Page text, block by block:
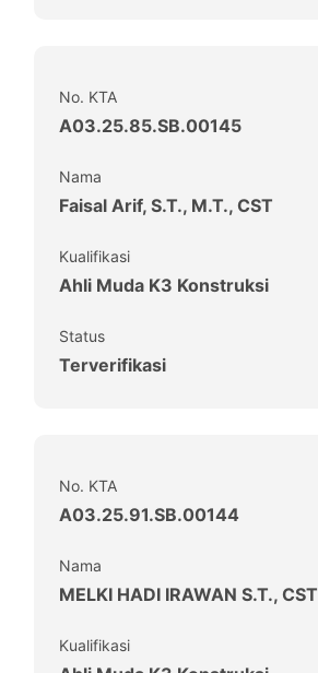
No. KTA
A03.25.85.SB.00145
Nama
Faisal Arif, S.T., M.T., CST
Kualifikasi
Ahli Muda K3 Konstruksi
Status
Terverifikasi
No. KTA
A03.25.91.SB.00144
Nama
MELKI HADI IRAWAN S.T., CST
Kualifikasi